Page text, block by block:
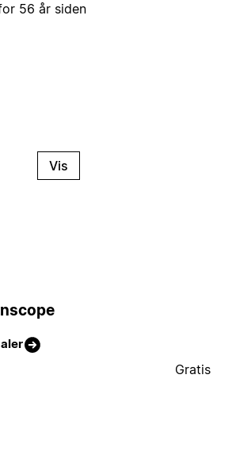
56 år siden
Vis
Gratis